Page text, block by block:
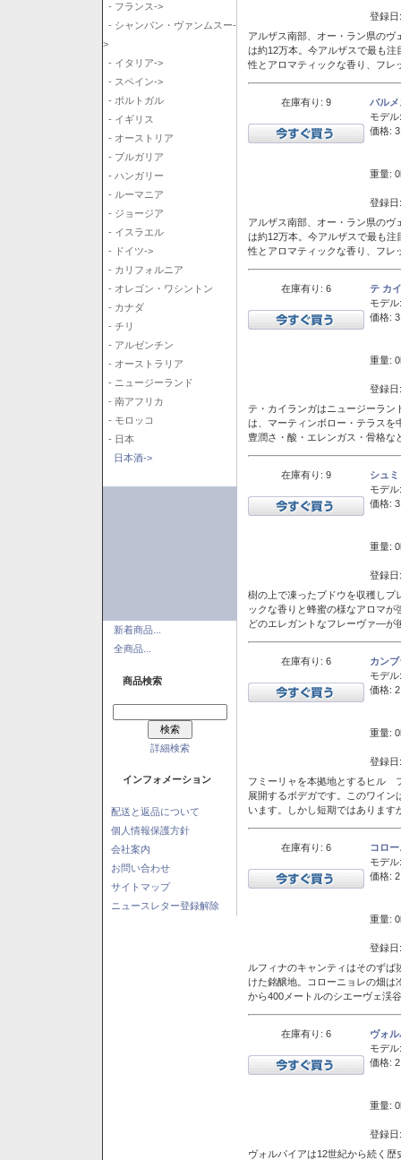
- フランス->
- シャンパン・ヴァンムスー-
>
- イタリア->
- スペイン->
- ポルトガル
- イギリス
- オーストリア
- ブルガリア
- ハンガリー
- ルーマニア
- ジョージア
- イスラエル
- ドイツ->
- カリフォルニア
- オレゴン・ワシントン
- カナダ
- チリ
- アルゼンチン
- オーストラリア
- ニュージーランド
- 南アフリカ
- モロッコ
- 日本
日本酒->
新着商品...
全商品...
商品検索
詳細検索
インフォメーション
配送と返品について
個人情報保護方針
会社案内
お問い合わせ
サイトマップ
ニュースレター登録解除
登録
アルザス南部、オー・ラン県の
は約12万本。今アルザスで最も
性とアロマティックな香り、フレ
在庫有り: 9
バル
モデル:
価格:
重量:
登録
アルザス南部、オー・ラン県の
は約12万本。今アルザスで最も
性とアロマティックな香り、フレ
在庫有り: 6
テ カ
モデル:
価格:
重量:
登録
テ・カイランガはニュージーラン
は、マーティンボロー・テラスを
豊潤さ・酸・エレンガス・骨格
在庫有り: 9
シュ
モデル:
価格:
重量:
登録
樹の上で凍ったブドウを収穫しプ
ックな香りと蜂蜜の様なアロマ
どのエレガントなフレーヴァ―が
在庫有り: 6
カン
モデル:
価格:
重量:
登録
フミーリャを本拠地とするヒル
展開するボデガです。このワイ
います。しかし短期ではありま
在庫有り: 6
コロ
モデル:
価格:
重量:
登録
ルフィナのキャンティはそのず
けた銘醸地。コローニョレの畑は
から400メートルのシエーヴェ渓
在庫有り: 6
ヴォ
モデル:
価格:
重量:
登録
ヴォルパイアは12世紀から続く